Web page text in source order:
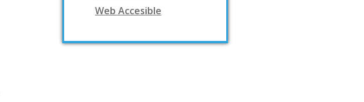
Web Accesible